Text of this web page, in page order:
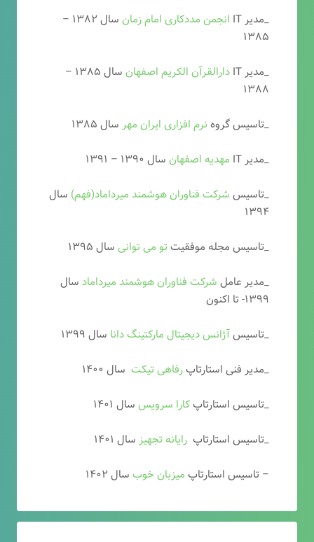
_مدیر IT انجمن مددکاری امام زمان
سال ۱۳۸۲ –
۱۳۸۵
_مدیر IT
دارالقرآن الکریم اصفهان
سال ۱۳۸۵ –
۱۳۸۸
_تاسیس گروه نرم افزاری ایران مهر سال ۱۳۸۵
_مدیر IT
مهدیه اصفهان سال ۱۳۹۰ – ۱۳۹۱
_تاسیس شرکت فناوران هوشمند میرداماد(فهم) سال
۱۳۹۴
_تاسیس مجله موفقیتتو می توانی سال ۱۳۹۵
_مدیر عامل شرکت فناوران هوشمند میرداماد سال
۱۳۹۹- تا اکنون
_تاسیسآژانس دیجیتال مارکتینگ دانا سال ۱۳۹۹
_مدیر فنی استارتاپرفاهی تیکت سال ۱۴۰۰
_تاسیس استارتاپکارا سرویس سال ۱۴۰۱
_تاسیس استارتاپ رایانه تجهیز سال ۱۴۰۱
– تاسیس استارتاپ میزبان خوب سال ۱۴۰۲